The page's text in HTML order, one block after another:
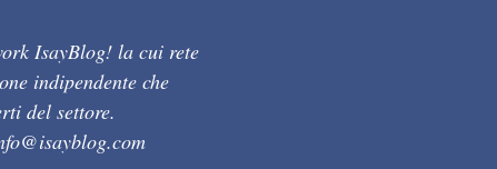
IsayBlog! la cui rete
indipendente che
del settore.